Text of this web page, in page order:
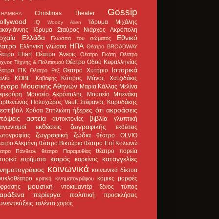
Christmas Theater Gossip
IQ Woody Allen
Ίδρυμα Μιχάλης
Ίδρυμα Σταύρος Νιάρχος Ακρόπολη
Ελλάδα Γλώσσα του σώματος
Εθνικό
Ελληνική γλώσσα ΗΠΑ Θέατρο BROADWAY
Eliart Θέατρο Άνεσις Θέατρο Εκάτη
Θέατρο
Τέχνης & Πολιτισμού Θέατρο Οδού Κεφαλληνίας
ΠΚ
Θέατρο Ρεξ Θέατρο Χυτήριο Ιστορικά
ΚΘΒΕ Καβάφης Κύπρος Μάνος Χατζιδάκις
Μουσικής Αθηνών Μαρία Κάλλας Μελίνα
Μουσείο Ακρόπολης
Μουσείο Μπενάκη
Πολυχώρος Vault Στέφανος Καρυδάκης
Χρύσα Σπηλιώτη ήξερες ότι ακροάσεις
αστεία αυτοκτονίες βιβλία
γλυπτική
εκθέσεις ζωγραφικής
εκθέσεις
ζωγραφική ζώδια
θέατρο OLVIO
Αλκμήνη θέατρο Βικτώρια θέατρο Επί Κολωνώ
Πάνθεον θέατρο Παραμυθίας
θέατρο πορεία
ευρήματα
καιρός καρκίνος
καταγγελίες
κοινωνικά κοινωνικά δίκτυα
κριτική κινηματογράφου κόμικς μορφές
μουσική ντοκιμαντέρ ξένος τύπος
περίεργα πολιτική προσκλήσεις
ταλέντα χορός